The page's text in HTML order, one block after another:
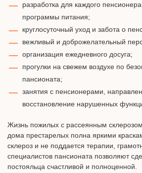
разработка для каждого
программы питания;
круглосуточный уход и забота о
вежливый и доброжелательный
организация ежедневного досуга;
прогулки на свежем воздухе по
пансионата;
занятия с пенсионерами,
восстановление нарушенных
Жизнь пожилых с рассеянным
дома престарелых полна яркими
склероз и не поддается терапии,
специалистов пансионата позволяют
постояльца счастливой и полноценной.